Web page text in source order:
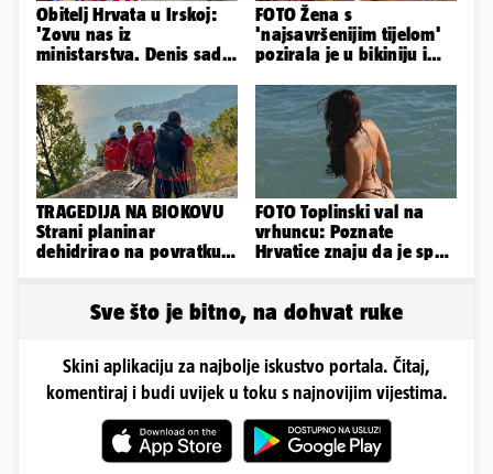
Obitelj Hrvata u Irskoj:
'Zovu nas iz
ministarstva. Denis sada
nas je'
FOTO Žena s
'najsavršenijim tijelom'
pozirala je u bikiniju i
obline...
TRAGEDIJA NA BIOKOVU
Strani planinar
dehidrirao na povratku s
FOTO Toplinski val na
vrhuncu: Poznate
Hrvatice znaju da je spas
Sve što je bitno, na dohvat ruke
Skini aplikaciju za najbolje iskustvo portala. Čitaj,
komentiraj i budi uvijek u toku s najnovijim vijestima.